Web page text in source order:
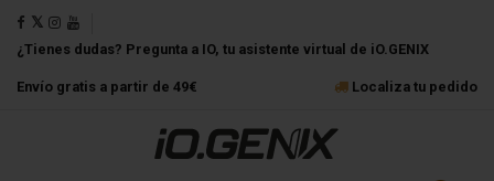
¿Tienes dudas? Pregunta a IO, tu asistente virtual de iO.GENIX
Envío gratis a partir de 49€ Localiza tu pedido